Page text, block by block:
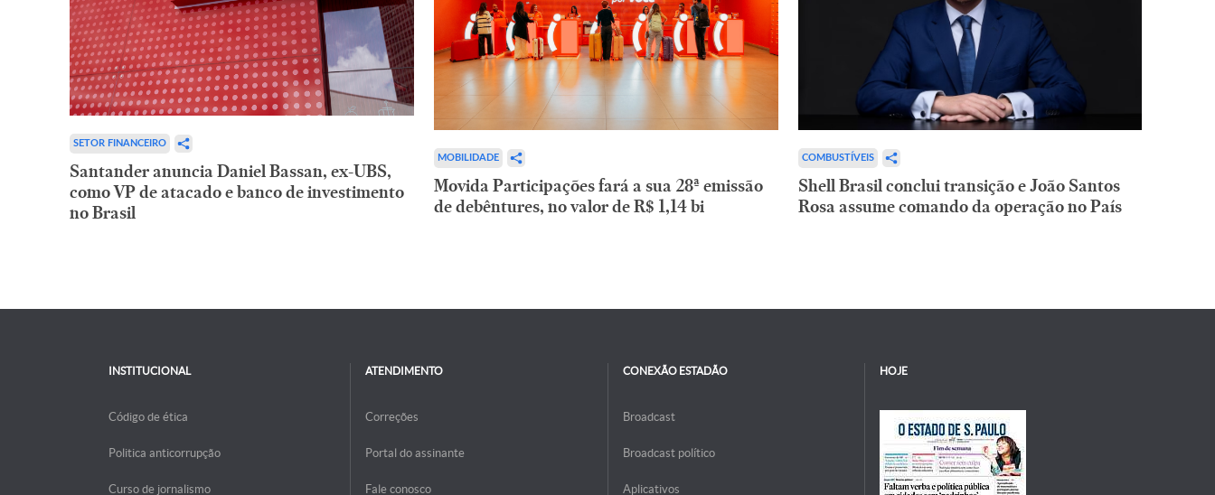
SETOR FINANCEIRO
Santander anuncia Daniel Bassan, ex-UBS,
como VP de atacado e banco de investimento
no Brasil
MOBILIDADE
Movida Participações fará a sua 28ª emissão
de debêntures, no valor de R$ 1,14 bi
COMBUSTÍVEIS
Shell Brasil conclui transição e João Santos
Rosa assume comando da operação no País
INSTITUCIONAL
Código de ética
Politica anticorrupção
Curso de jornalismo
ATENDIMENTO
Correções
Portal do assinante
Fale conosco
CONEXÃO ESTADÃO
Broadcast
Broadcast político
Aplicativos
HOJE